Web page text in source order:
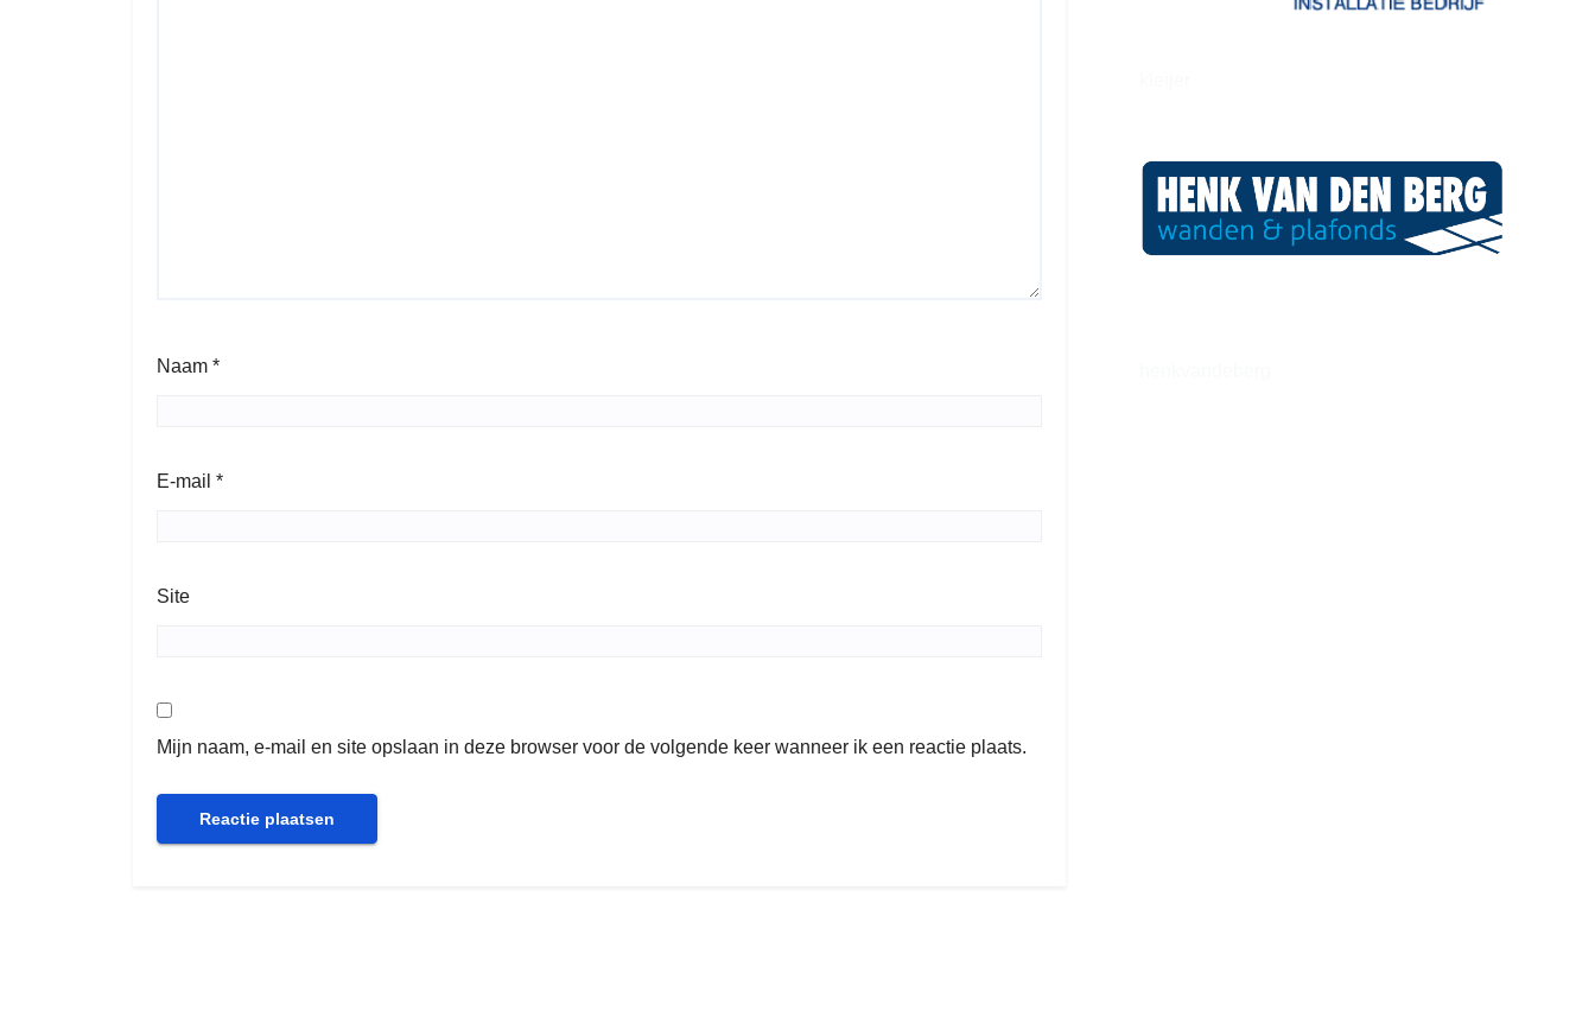
Naam *
E-mail *
Site
Mijn naam, e-mail en site opslaan in deze browser voor de volgende keer wanneer ik een reactie plaats.